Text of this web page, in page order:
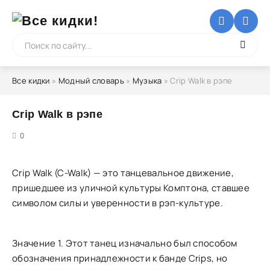
Все кидки » Модный словарь» Музыка » Crip Walk в рэпе
Crip Walk в рэпе
0
Crip Walk (C-Walk) — это танцевальное движение,
пришедшее из уличной культуры Комптона, ставшее
символом силы и уверенности в рэп-культуре.
Значение 1. Этот танец изначально был способом
обозначения принадлежности к банде Crips, но